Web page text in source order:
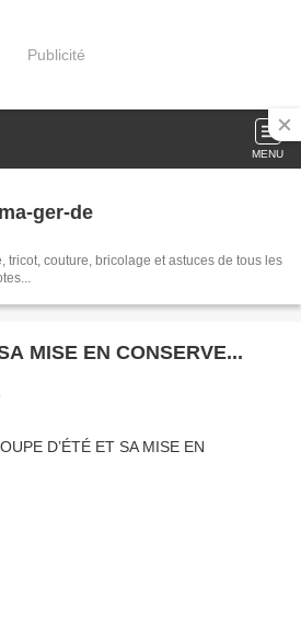
Publicité
MENU
ger-de
tricot, couture, bricolage et astuces de tous les
MISE EN CONSERVE...